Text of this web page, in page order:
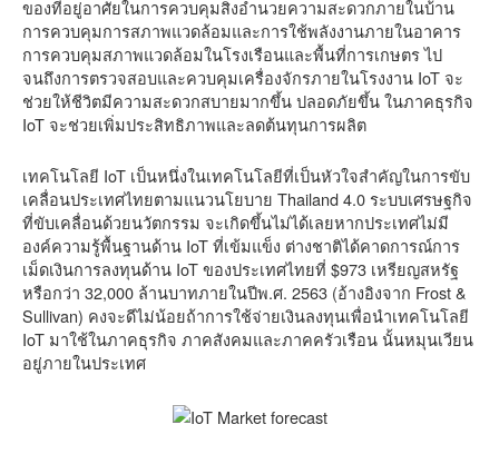
ของที่อยู่อาศัยในการควบคุมสิ่งอำนวยความสะดวกภายในบ้าน
การควบคุมการสภาพแวดล้อมและการใช้พลังงานภายในอาคาร
การควบคุมสภาพแวดล้อมในโรงเรือนและพื้นที่การเกษตร ไป
จนถึงการตรวจสอบและควบคุมเครื่องจักรภายในโรงงาน IoT จะ
ช่วยให้ชีวิตมีความสะดวกสบายมากขึ้น ปลอดภัยขึ้น ในภาคธุรกิจ
IoT จะช่วยเพิ่มประสิทธิภาพและลดต้นทุนการผลิต
เทคโนโลยี IoT เป็นหนึ่งในเทคโนโลยีที่เป็นหัวใจสำคัญในการขับ
เคลื่อนประเทศไทยตามแนวนโยบาย Thailand 4.0 ระบบเศรษฐกิจ
ที่ขับเคลื่อนด้วยนวัตกรรม จะเกิดขึ้นไม่ได้เลยหากประเทศไม่มี
องค์ความรู้พื้นฐานด้าน IoT ที่เข้มแข็ง ต่างชาติได้คาดการณ์การ
เม็ดเงินการลงทุนด้าน IoT ของประเทศไทยที่ $973 เหรียญสหรัฐ
หรือกว่า 32,000 ล้านบาทภายในปีพ.ศ. 2563 (อ้างอิงจาก Frost &
Sullivan) คงจะดีไม่น้อยถ้าการใช้จ่ายเงินลงทุนเพื่อนำเทคโนโลยี
IoT มาใช้ในภาคธุรกิจ ภาคสังคมและภาคครัวเรือน นั้นหมุนเวียน
อยู่ภายในประเทศ